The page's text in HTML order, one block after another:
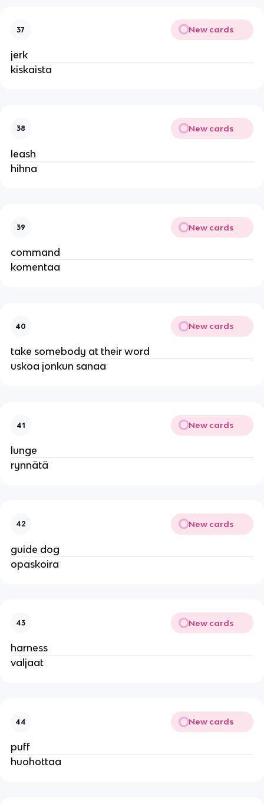
37 New cards
jerk
kiskaista
38 New cards
leash
hihna
39 New cards
command
komentaa
40 New cards
take somebody at their word
uskoa jonkun sanaa
41 New cards
lunge
rynnätä
42 New cards
guide dog
opaskoira
43 New cards
harness
valjaat
44 New cards
puff
huohottaa